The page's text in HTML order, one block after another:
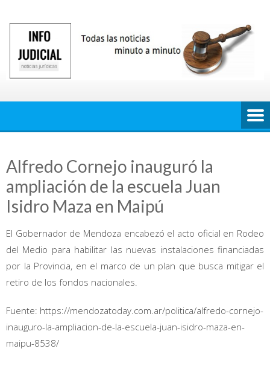
contenido
Alfredo Cornejo inauguró la
ampliación de la escuela Juan
Isidro Maza en Maipú
El Gobernador de Mendoza encabezó el acto oficial en Rodeo
del Medio para habilitar las nuevas instalaciones financiadas
por la Provincia, en el marco de un plan que busca mitigar el
retiro de los fondos nacionales.
Fuente: https://mendozatoday.com.ar/politica/alfredo-cornejo-
inauguro-la-ampliacion-de-la-escuela-juan-isidro-maza-en-
maipu-8538/